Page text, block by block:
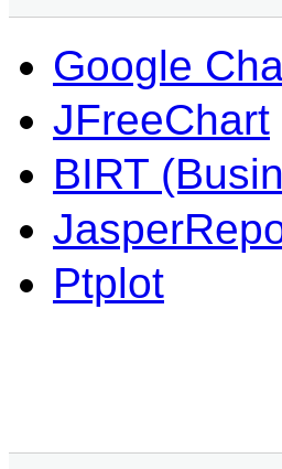
Google
JFreeChart
BIRT
Ptplot